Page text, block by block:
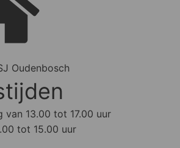
Oudenbosch
13.00 tot 17.00 uur
tot 15.00 uur